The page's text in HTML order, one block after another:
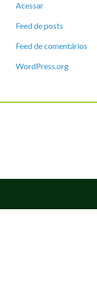
Acessar
Feed de posts
Feed de comentários
WordPress.org